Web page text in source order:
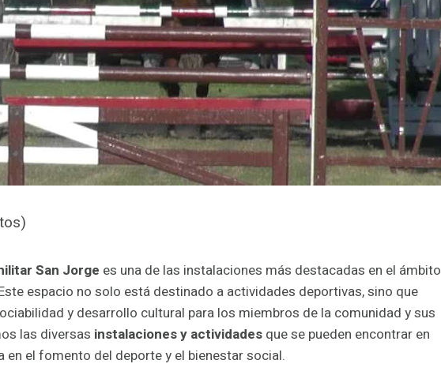
San Jorge es una de las instalaciones más destacadas en el ámbito
espacio no solo está destinado a actividades deportivas, sino que
y desarrollo cultural para los miembros de la comunidad y sus
las diversas instalaciones y actividades que se pueden encontrar en
el fomento del deporte y el bienestar social.